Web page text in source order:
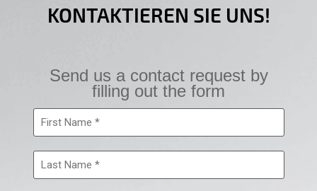
KONTAKTIEREN SIE UNS!